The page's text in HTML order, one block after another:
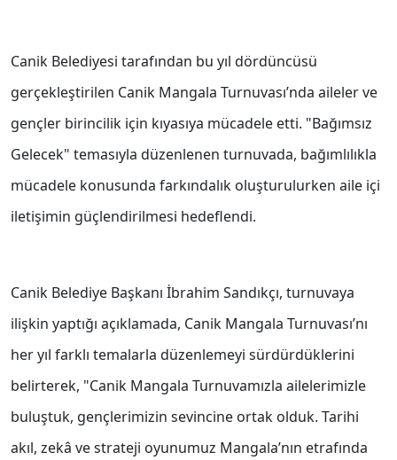
Canik Belediyesi tarafından bu yıl dördüncüsü
gerçekleştirilen Canik Mangala Turnuvası’nda aileler ve
gençler birincilik için kıyasıya mücadele etti. "Bağımsız
Gelecek" temasıyla düzenlenen turnuvada, bağımlılıkla
mücadele konusunda farkındalık oluşturulurken aile içi
iletişimin güçlendirilmesi hedeflendi.
Canik Belediye Başkanı İbrahim Sandıkçı, turnuvaya
ilişkin yaptığı açıklamada, Canik Mangala Turnuvası’nı
her yıl farklı temalarla düzenlemeyi sürdürdüklerini
belirterek, "Canik Mangala Turnuvamızla ailelerimizle
buluştuk, gençlerimizin sevincine ortak olduk. Tarihi
akıl, zekâ ve strateji oyunumuz Mangala’nın etrafında